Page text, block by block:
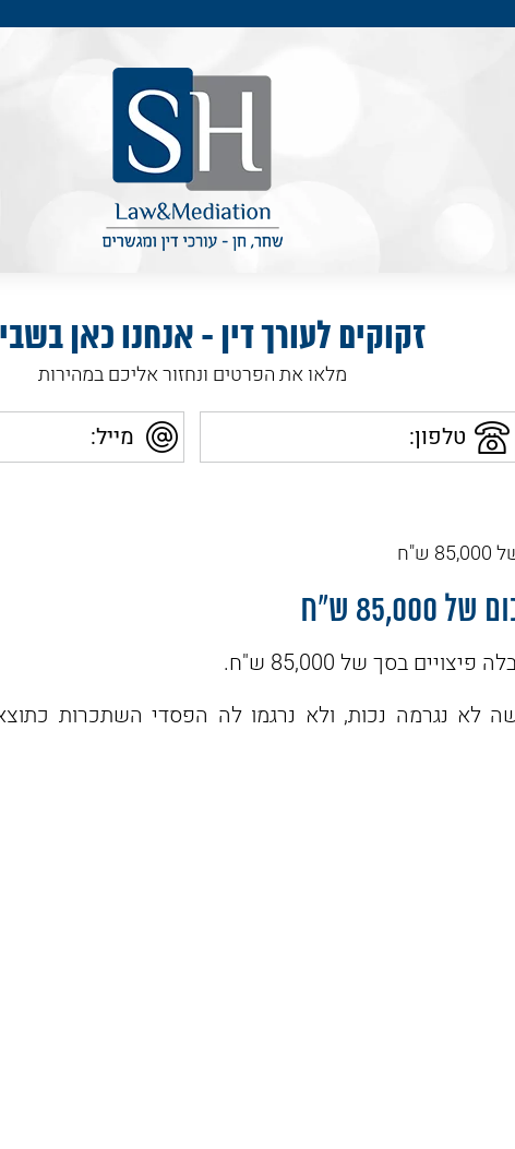
זקוקים לעורך דין - אנחנו כאן
מלאו את הפרטים ונחזור אליכם במהירות
טלפון מייל
ש"ח
בסך של 85,000 ש"ח.
לא נגרמה נכות, ולא נרגמו לה הפסדי השתכרות